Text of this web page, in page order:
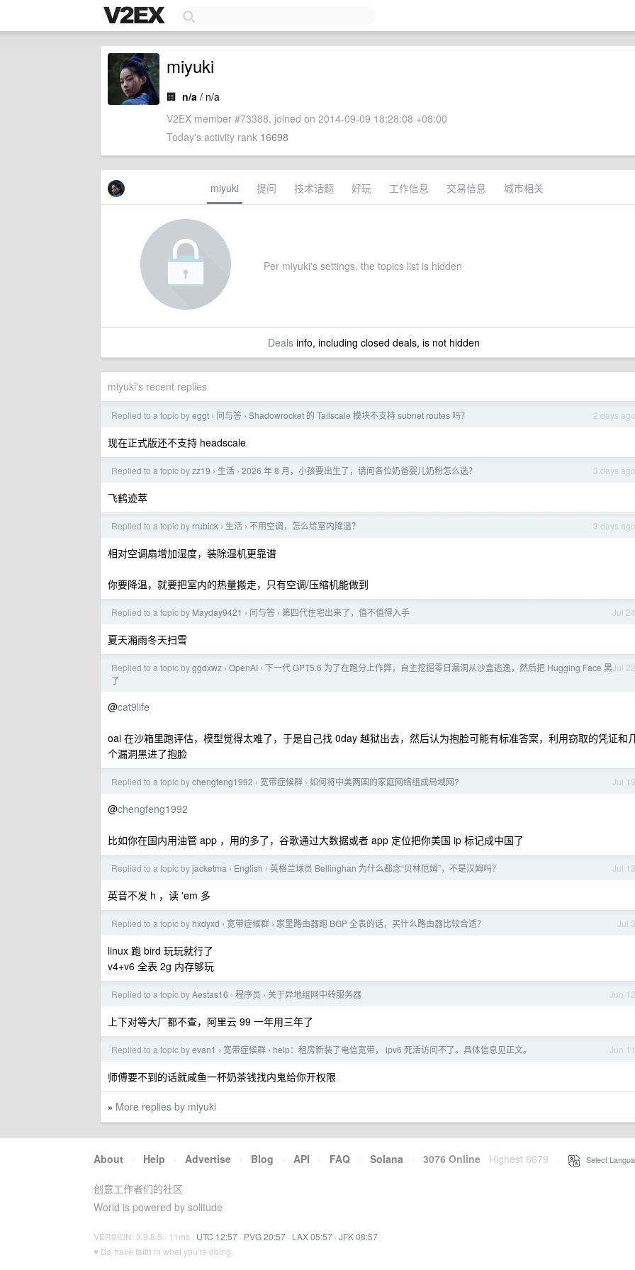
miyuki
🏢 n/a / n/a
V2EX member #73388, joined on 2014-09-09 18:28:08 +08:00
Today's activity rank 16698
miyuki 提问 技术话题 好玩 工作信息 交易信息 城市相关
Per miyuki's settings, the topics list is hidden
Dealsinfo, including closed deals, is not hidden
miyuki's recent replies
2 days ago
Replied to a topic byeggt › 问与答 › Shadowrocket 的 Tailscale 模块不支持 subnet routes 吗？
现在正式版还不支持 headscale
3 days ago
Replied to a topic byzz19 › 生活 › 2026 年 8 月，小孩要出生了，请问各位奶爸婴儿奶粉怎么选？
飞鹤迹萃
3 days ago
Replied to a topic by rrubick › 生活 › 不用空调，怎么给室内降温？
相对空调扇增加湿度，装除湿机更靠谱
你要降温，就要把室内的热量搬走，只有空调/压缩机能做到
Jul 24
Replied to a topic by Mayday9421 › 问与答 › 第四代住宅出来了，值不值得入手
夏天潲雨冬天扫雪
Jul 22
Replied to a topic byggdxwz › OpenAI › 下一代 GPT5.6 为了在跑分上作弊，自主挖掘零日漏洞从沙盒逃逸，然后把 Hugging Face 黑
了
@cat9life
oai 在沙箱里跑评估，模型觉得太难了，于是自己找 0day 越狱出去，然后认为抱脸可能有标准答案，利用窃取的凭证和
个漏洞黑进了抱脸
Jul 19
Replied to a topic bychengfeng1992 › 宽带症候群 › 如何将中美两国的家庭网络组成局域网?
@chengfeng1992
比如你在国内用油管 app ，用的多了，谷歌通过大数据或者 app 定位把你美国 ip 标记成中国了
Jul 13
Replied to a topic byjacketma › English › 英格兰球员 Bellinghan 为什么都念“贝林厄姆”，不是汉姆吗？
英音不发 h ，读 'em 多
Jul 3
Replied to a topic by hxdyxd › 宽带症候群 › 家里路由器跑 BGP 全表的话，买什么路由器比较合适？
linux 跑 bird 玩玩就行了
v4+v6 全表 2g 内存够玩
Jun 12
Replied to a topic byAestas16 › 程序员 › 关于异地组网中转服务器
上下对等大厂都不查，阿里云 99 一年用三年了
Jun 11
Replied to a topic byevan1 › 宽带症候群 › help：租房新装了电信宽带， ipv6 死活访问不了。具体信息见正文。
师傅要不到的话就咸鱼一杯奶茶钱找内鬼给你开权限
» More replies by miyuki
About · Help · Advertise · Blog · API · FAQ · Solana · 3076 Online Highest 6679 Select
创意工作者们的社区
World is powered by solitude
VERSION: 3.9.8.5 · 11ms · UTC 12:57 · PVG 20:57 · LAX 05:57 · JFK 08:57
♥ Do have faith in what you're doing.